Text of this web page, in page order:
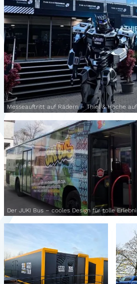
Messeauftritt auf Rädern – Thiel & Hoche
Der JUKI Bus – cooles Design für tolle